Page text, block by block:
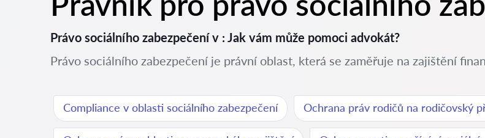
Právo sociálního zabezpečení v : Jak vám může pomoci advokát?
Právo sociálního zabezpečení je právní oblast, která se zaměřuje na zajištění
Compliance v oblasti sociálního zabezpečení Ochrana práv rodičů na rodičovský